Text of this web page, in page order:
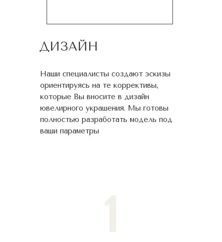
ДИЗАЙН
Наши специалисты создают эскизы
ориентируясь на те коррективы,
которые Вы вносите в дизайн
ювелирного украшения. Мы готовы
полностью разработать модель под
ваши параметры